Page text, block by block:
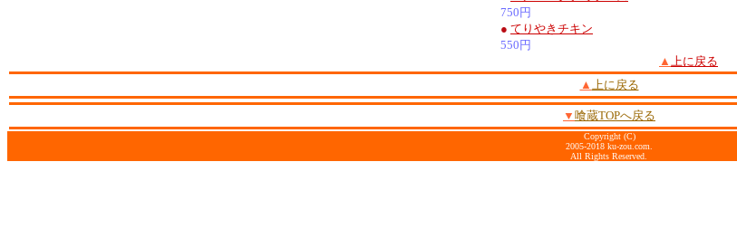
750円
● てりやきチキン
550円
▲ 上に戻る
▲ 上に戻る
▼ 喰蔵TOPへ戻る
Copyright (C)
2005-2018 ku-zou.com.
All Rights Reserved.